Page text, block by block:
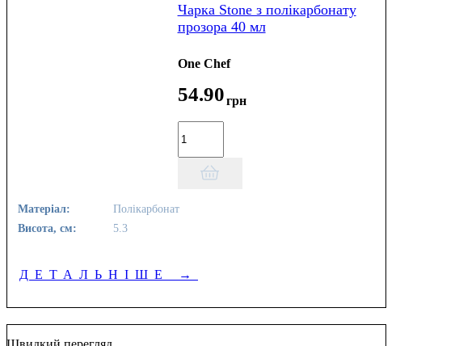
Чарка Stone з полікарбонату
прозора 40 мл
One Chef
54.90грн
Матеріал:
Полікарбонат
Висота, см:
5.3
ДЕТАЛЬНІШЕ →